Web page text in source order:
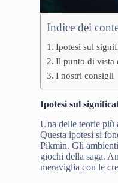
Indice dei
Ipotesi sul
Il punto di vista
I nostri consigli
Ipotesi sul
Una delle teorie più
Questa ipotesi si
Pikmin. Gli
giochi della saga.
meraviglia con le